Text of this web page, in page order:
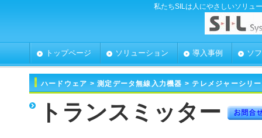
私たちSILは人にやさしいソリュ
ハードウェア > 測定データ無線入力機器 > テレメジャーシリ
トランスミッター
トップページ ソリューション 導入事例 ソ